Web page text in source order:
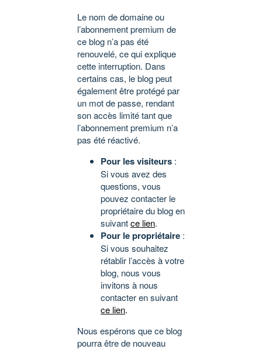
Le nom de domaine ou
l’abonnement premium de
ce blog n’a pas été
renouvelé, ce qui explique
cette interruption. Dans
certains cas, le blog peut
également être protégé par
un mot de passe, rendant
son accès limité tant que
l’abonnement premium n’a
pas été réactivé.
Pour les visiteurs :
Si vous avez des
questions, vous
pouvez contacter le
propriétaire du blog en
suivantce lien.
Pour le propriétaire :
Si vous souhaitez
rétablir l’accès à votre
blog, nous vous
invitons à nous
contacter en suivant
ce lien.
Nous espérons que ce blog
pourra être de nouveau